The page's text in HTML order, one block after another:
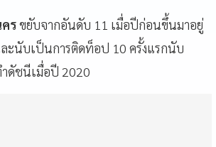
รขยับจากอันดับ 11 เมื่อปีก่อนขึ้นมาอยู่
ะนับเป็นการติดท็อป 10 ครั้งแรกนับ
ดัชนีเมื่อปี 2020